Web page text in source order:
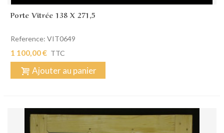
Porte Vitrée 138 X 271,5
Reference: VIT0649
1 100,00 € TTC
Ajouter au panier